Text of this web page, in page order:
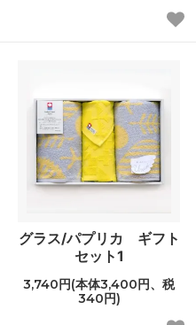
グラス/パプリカ ギフト
セット1
3,740円(本体3,400円、税
340円)